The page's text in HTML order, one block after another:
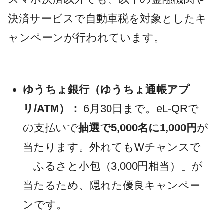
決済サービスで自動車税を対象としたキ
ャンペーンが行われています。
ゆうちょ銀行（ゆうちょ通帳アプ
リ/ATM）： 6月30日まで。eL-QRで
の支払いで抽選で5,000名に1,000円 が
当たります。外れてもWチャンスで
「ふるさと小包（3,000円相当）」が
当たるため、隠れた優良キャンペー
ンです。